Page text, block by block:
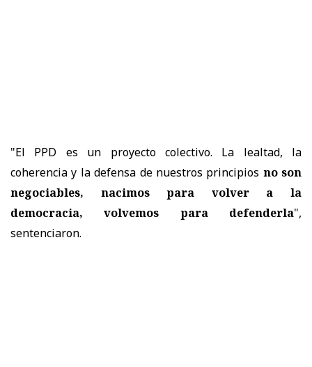
"El PPD es un proyecto colectivo. La lealtad, la
coherencia y la defensa de nuestros principios no son
negociables, nacimos para volver a la
democracia, volvemos para defenderla",
sentenciaron.